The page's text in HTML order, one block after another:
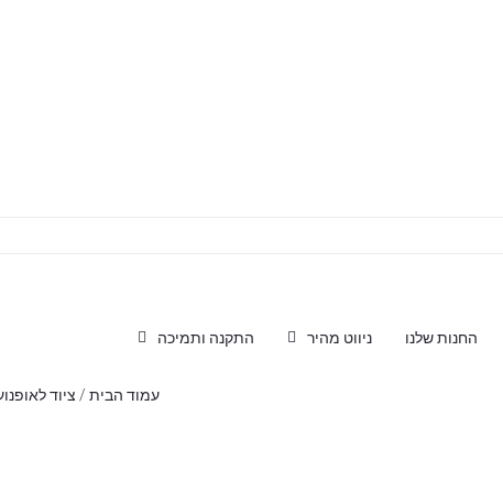
החנות שלנו ניווט מהיר
התקנה ותמיכה
עמוד הבית / ציוד